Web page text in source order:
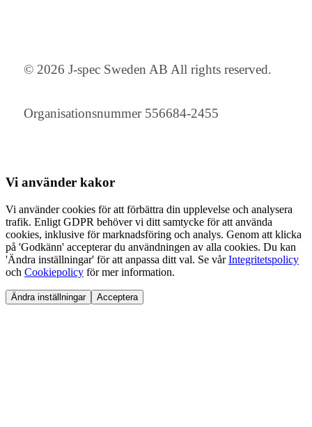
© 2026 J-spec Sweden AB All rights reserved.
Organisationsnummer 556684-2455
Vi använder kakor
Vi använder cookies för att förbättra din upplevelse och analysera
trafik. Enligt GDPR behöver vi ditt samtycke för att använda
cookies, inklusive för marknadsföring och analys. Genom att klicka
på 'Godkänn' accepterar du användningen av alla cookies. Du kan
'Ändra inställningar' för att anpassa ditt val. Se vårIntegritetspolicy
och Cookiepolicy för mer information.
Ändra inställningar Acceptera